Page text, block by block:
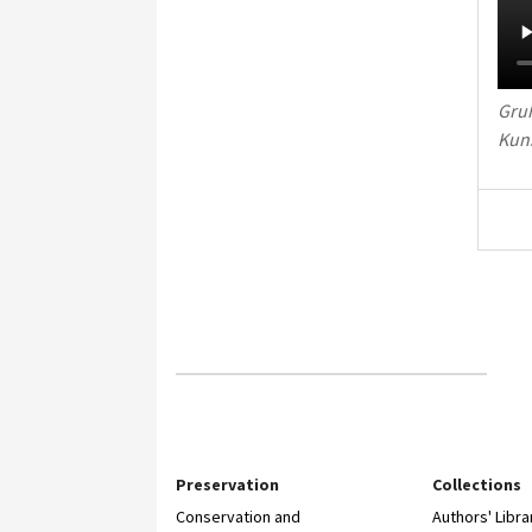
Preservation
Conservation and
Collections
Authors'